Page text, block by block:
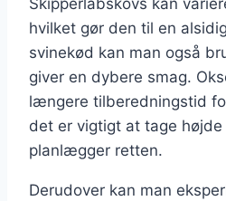
hvilket gør den til en
svinekød kan man også
giver en dybere smag.
længere tilberedningstid
det er vigtigt at tage
planlægger retten.
Derudover kan man